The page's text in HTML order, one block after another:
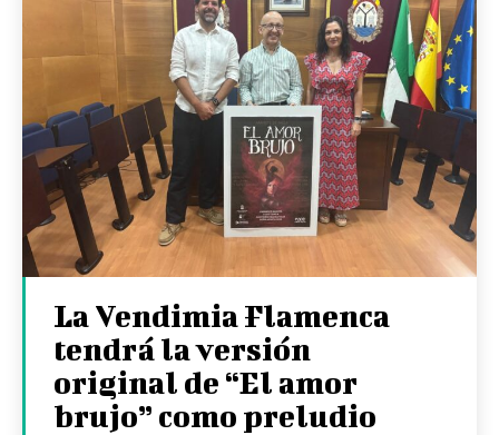
La Vendimia Flamenca
tendrá la versión
original de “El amor
brujo” como preludio